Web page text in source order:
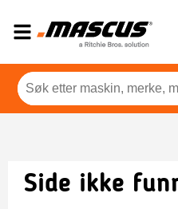
Side ikke